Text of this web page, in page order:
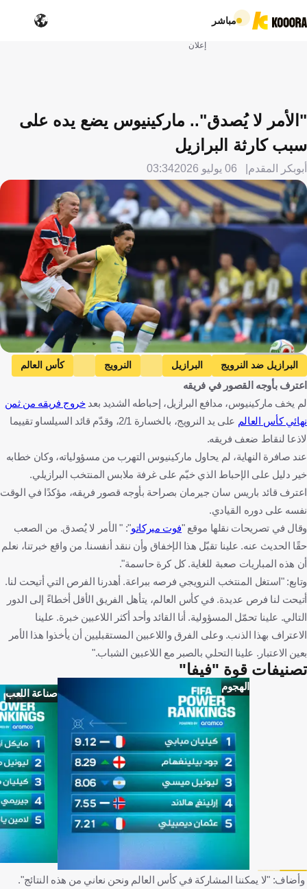
مباشر
إعلان
"الأمر لا يُصدق".. ماركينيوس يضع يده على
سبب كارثة البرازيل
أبوبكر المقدم 06 يوليو 2026 03:34
Getty Images
البرازيل ضد النرويج البرازيل النرويج
كأس العالم
ماركوينيوس
البرازيل
اعترف بأوجه القصور في فريقه
لم يخف ماركينيوس، مدافع البرازيل، إحباطه الشديد بعدخروج فريقه من ثمن
نهائي كأس العالم
على يد النرويج، بالخسارة 2/1، وقدّم قائد السيلساو تقييما
لاذعا لنقاط ضعف فريقه.
عند صافرة النهاية، لم يحاول ماركينيوس التهرب من مسؤولياته، وكان خطابه
خير دليل على الإحباط الذي خيّم على غرفة ملابس المنتخب البرازيلي.
اعترف قائد باريس سان جيرمان بصراحة بأوجه قصور فريقه، مؤكدًا في الوقت
نفسه على دوره القيادي.
وقال في تصريحات نقلها موقع "فوت ميركاتو": " الأمر لا يُصدق. من الصعب
حقًا الحديث عنه. علينا تقبّل هذا الإخفاق وأن ننقد أنفسنا. من واقع خبرتنا، نعلم
أن هذه المباريات صعبة للغاية. كل كرة حاسمة".
وتابع: "استغل المنتخب النرويجي فرصه ببراعة. أهدرنا الفرص التي أتيحت لنا.
أتيحت لنا فرص عديدة. في كأس العالم، يتأهل الفريق الأقل أخطاءً إلى الدور
التالي. علينا تحمّل المسؤولية. أنا القائد وأحد أكثر اللاعبين خبرة. علينا
الاعتراف بهذا الذنب. وعلى الفرق واللاعبين المستقبليين أن يأخذوا هذا الأمر
بعين الاعتبار. علينا التحلي بالصبر مع اللاعبين الشباب."
تصنيفات قوة "فيفا"
الهجوم
صناعة اللعب
وأضاف: "لا يمكننا المشاركة في كأس العالم ونحن نعاني من هذه النتائج".